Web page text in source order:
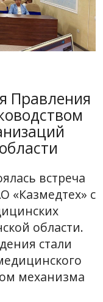
Правления
встреча
«Казмедтех» с
области.
стали
механизма